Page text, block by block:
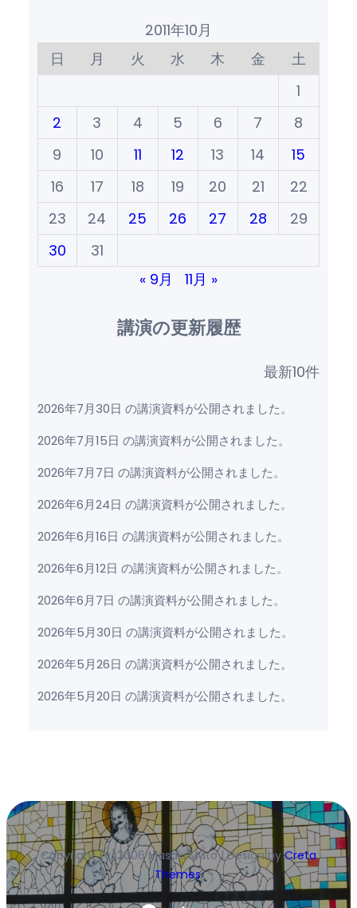
2011年10月
日
月 火 水 木 金
土
1
2
3 4 5 6 7
8
9
10 11 12 13 14
15
16
17 18 19 20 21
22
23
24 25 26 27 28
29
30
31
« 9月
11月 »
講演の更新履歴
最新10件
2026年7月30日 の講演資料が公開されました。
2026年7月15日 の講演資料が公開されました。
2026年7月7日 の講演資料が公開されました。
2026年6月24日 の講演資料が公開されました。
2026年6月16日 の講演資料が公開されました。
2026年6月12日 の講演資料が公開されました。
2026年6月7日 の講演資料が公開されました。
2026年5月30日 の講演資料が公開されました。
2026年5月26日 の講演資料が公開されました。
2026年5月20日 の講演資料が公開されました。
Copyright (c)2006 Masaki Muto | Design byCreta
Themes.